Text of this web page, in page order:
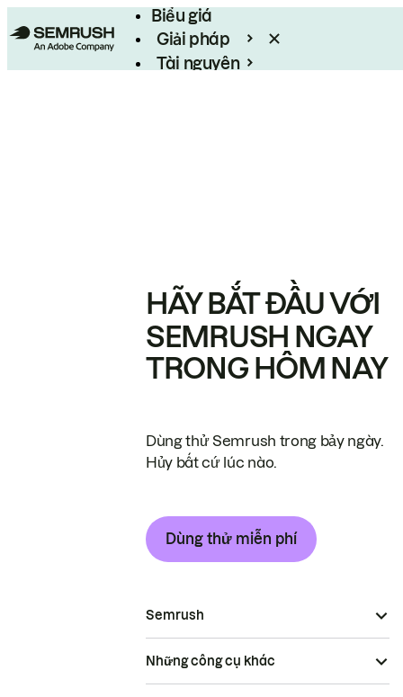
Biểu giá
Giải pháp
Tài nguyên
HÃY BẮT ĐẦU VỚI
SEMRUSH NGAY
TRONG HÔM NAY
Dùng thử Semrush trong bảy ngày.
Hủy bất cứ lúc nào.
Dùng thử miễn phí
Semrush
Những công cụ khác